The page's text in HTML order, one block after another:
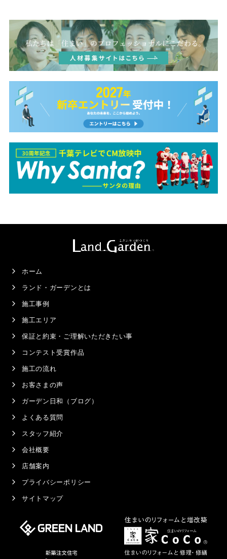
ホーム
ランド・ガーデンとは
施工事例
施工エリア
保証と約束・ご理解いただきたい事
コンテスト受賞作品
施工の流れ
お客さまの声
ガーデン日和（ブログ）
よくある質問
スタッフ紹介
会社概要
店舗案内
プライバシーポリシー
サイトマップ